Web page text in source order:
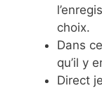
choix.
Dans
qu’il y
Direct